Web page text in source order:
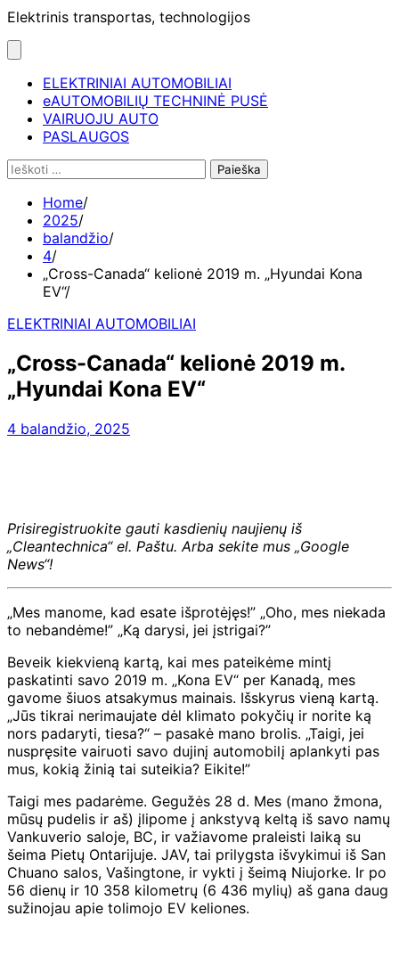
Elektrinis transportas, technologijos
ELEKTRINIAI AUTOMOBILIAI
eAUTOMOBILIŲ TECHNINĖ PUSĖ
VAIRUOJU AUTO
PASLAUGOS
Ieškoti:
Home
2025
balandžio
4
„Cross-Canada“ kelionė 2019 m. „Hyundai Kona
EV“
ELEKTRINIAI AUTOMOBILIAI
„Cross-Canada“ kelionė 2019 m.
„Hyundai Kona EV“
4 balandžio, 2025
Prisiregistruokite gauti kasdienių naujienų iš
„Cleantechnica“ el. Paštu. Arba sekite mus „Google
News“!
„Mes manome, kad esate išprotėjęs!” „Oho, mes niekada
to nebandėme!” „Ką darysi, jei įstrigai?”
Beveik kiekvieną kartą, kai mes pateikėme mintį
paskatinti savo 2019 m. „Kona EV“ per Kanadą, mes
gavome šiuos atsakymus mainais. Išskyrus vieną kartą.
„Jūs tikrai nerimaujate dėl klimato pokyčių ir norite ką
nors padaryti, tiesa?“ – pasakė mano brolis. „Taigi, jei
nuspręsite vairuoti savo dujinį automobilį aplankyti pas
mus, kokią žinią tai suteikia? Eikite!”
Taigi mes padarėme. Gegužės 28 d. Mes (mano žmona,
mūsų pudelis ir aš) įlipome į ankstyvą keltą iš savo namų
Vankuverio saloje, BC, ir važiavome praleisti laiką su
šeima Pietų Ontarijuje. JAV, tai prilygsta išvykimui iš San
Chuano salos, Vašingtone, ir vykti į šeimą Niujorke. Ir po
56 dienų ir 10 358 kilometrų (6 436 mylių) aš gana daug
sužinojau apie tolimojo EV keliones.